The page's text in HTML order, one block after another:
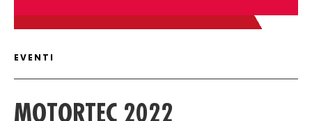
ARTICLE DETAIL
EVENTI
MOTORTEC 2022